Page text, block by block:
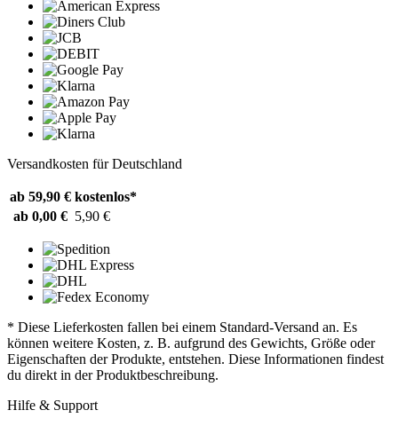
Versandkosten für Deutschland
ab 59,90 € kostenlos*
ab 0,00 € 5,90 €
* Diese Lieferkosten fallen bei einem Standard-Versand an. Es
können weitere Kosten, z. B. aufgrund des Gewichts, Größe oder
Eigenschaften der Produkte, entstehen. Diese Informationen findest
du direkt in der Produktbeschreibung.
Hilfe & Support